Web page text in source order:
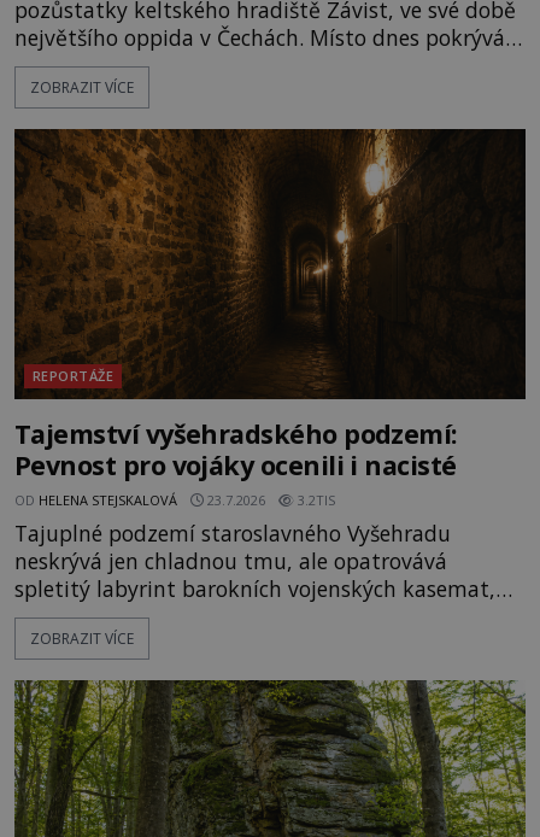
pozůstatky keltského hradiště Závist, ve své době
největšího oppida v Čechách. Místo dnes pokrývá
les, zbytky po kdysi monumentálním hradišti jsou
ale v terénu patrné stále. Co dalšího tu po Keltech
vrch Hr
ZOBRAZIT VÍCE
REPORTÁŽE
Tajemství vyšehradského podzemí:
Pevnost pro vojáky ocenili i nacisté
OD HELENA STEJSKALOVÁ 23.7.2026 3.2TIS
Tajuplné podzemí staroslavného Vyšehradu
neskrývá jen chladnou tmu, ale opatrovává
spletitý labyrint barokních vojenských kasemat,
zapomenuté chrámy a vzácné národní poklady.
Hluboko uvnitř mohutné skály nad řekou Vltavou
vyhýbá shonu moderní metropole. Místo, ke
kterému se vážou nejstarší české mýty, ve svých
temných útrobách střeží monumentální
ZOBRAZIT VÍCE